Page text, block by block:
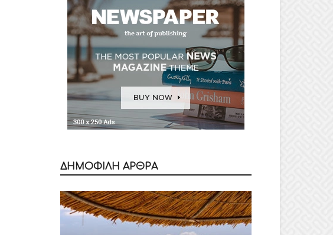
ΔΗΜΟΦΙΛΗ ΑΡΘΡΑ